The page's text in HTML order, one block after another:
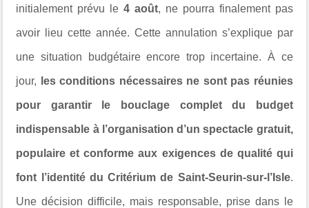
initialement prévu le4 août, ne pourra finalement pas
avoir lieu cette année. Cette annulation s’explique par
une situation budgétaire encore trop incertaine. À ce
jour, les conditions nécessaires ne sont pas réunies
pour garantir le bouclage complet du budget
indispensable à l’organisation d’un spectacle gratuit,
populaire et conforme aux exigences de qualité qui
font l’identité du Critérium de Saint-Seurin-sur-l’Isle.
Une décision difficile, mais responsable, prise dans le